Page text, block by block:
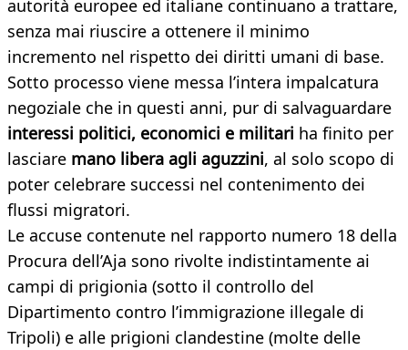
autorità europee ed italiane continuano a trattare,
senza mai riuscire a ottenere il minimo
incremento nel rispetto dei diritti umani di base.
Sotto processo viene messa l’intera impalcatura
negoziale che in questi anni, pur di salvaguardare
interessi politici, economici e militari ha finito per
lasciare mano libera agli aguzzini, al solo scopo di
poter celebrare successi nel contenimento dei
flussi migratori.
Le accuse contenute nel rapporto numero 18 della
Procura dell’Aja sono rivolte indistintamente ai
campi di prigionia (sotto il controllo del
Dipartimento contro l’immigrazione illegale di
Tripoli) e alle prigioni clandestine (molte delle